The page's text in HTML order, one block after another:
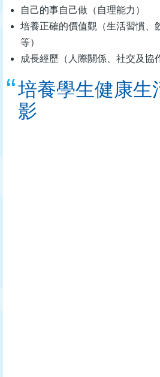
自己的事自己做（自理能力）
培養正確的價值觀（生活習慣、
等）
成長經歷（人際關係、社交及協
培養學生健康生
影